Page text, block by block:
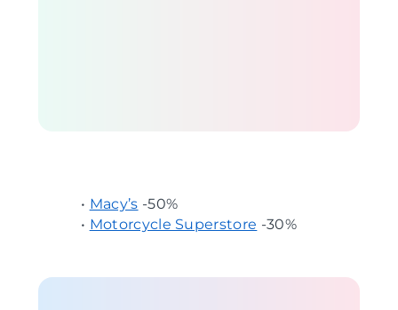
• Macy’s -50%
• Motorcycle Superstore -30%